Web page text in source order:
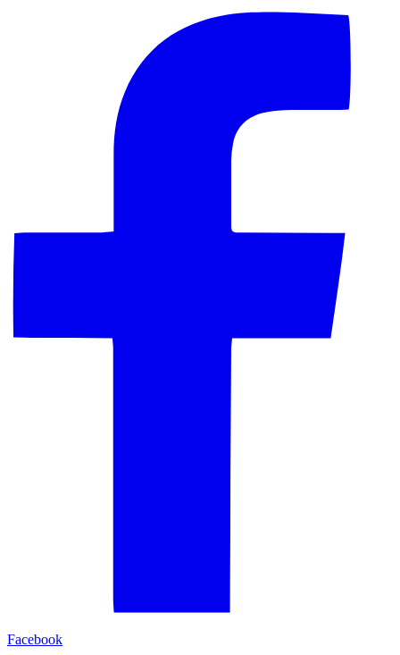
Facebook